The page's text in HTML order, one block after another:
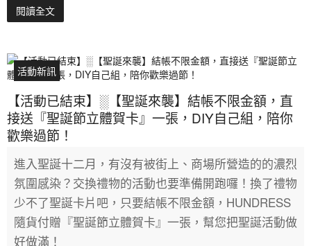
閱讀全文
活動新訊
【活動已結束】░【聖誕來襲】結帳不限金額，直
接送『聖誕節立體賀卡』一張，DIY自己組，陪你
歡樂過節！
進入聖誕十二月，有沒有被街上、商場所營造的的濃烈
氛圍感染？交換禮物的活動也要準備開跑囉！換了禮物
少不了聖誕卡片吧，只要結帳不限金額，HUNDRESS
隨貨付贈『聖誕節立體賀卡』一張，幫您把聖誕活動做
好做滿！